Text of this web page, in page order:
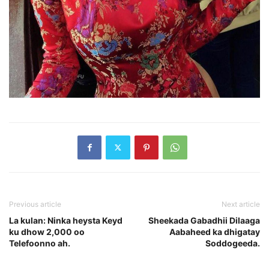
Previous article
La kulan: Ninka heysta Keyd
ku dhow 2,000 oo
Telefoonno ah.
Next article
Sheekada Gabadhii Dilaaga
Aabaheed ka dhigatay
Soddogeeda.